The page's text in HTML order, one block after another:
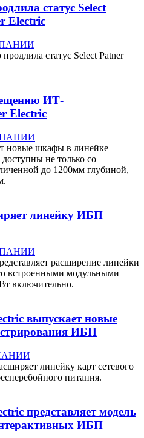
статус Select
Electric
статус Select Patner
ИТ-
Electric
новые шкафы в линейке
не только со
до 1200мм глубиной,
линейку ИБП
расширение линейки
встроенными модульными
включительно.
выпускает новые
ИБП
линейку карт сетевого
питания.
представляет модель
ИБП